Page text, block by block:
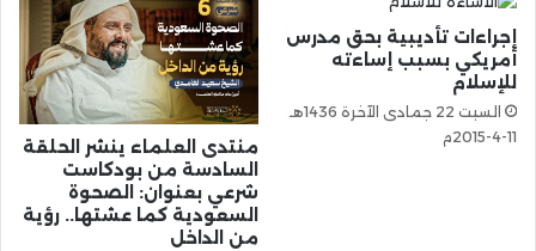
إجراءات تأديبية بحق مدرس
أمريكي بسبب إساءته
للإسلام
السبت 22 جمادى الآخرة 1436هـ
11-4-2015م
منتدى العلماء ينشر الحلقة
السادسة من بودكاست
شرعي بعنوان: الصحوة
السعودية كما عشتها.. رؤية
من الداخل